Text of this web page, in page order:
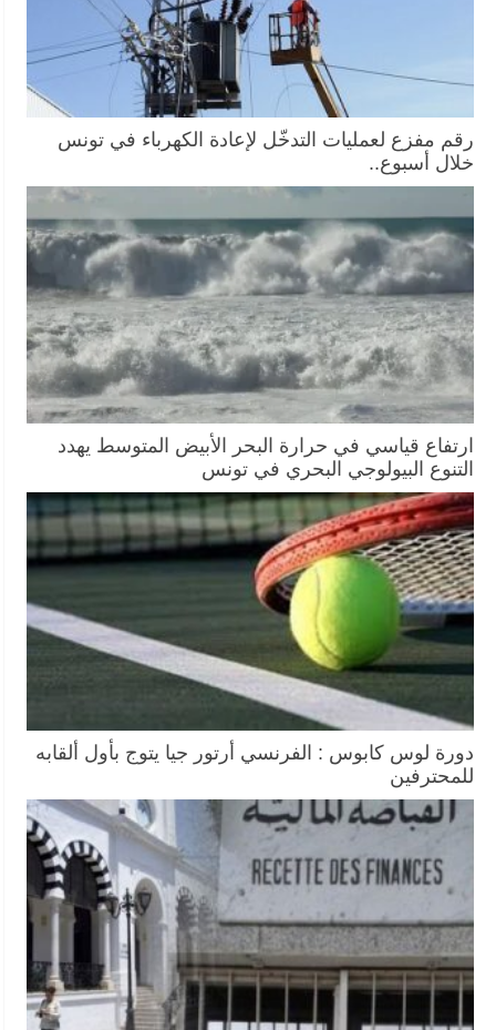
رقم مفزع لعمليات التدخّل لإعادة الكهرباء في تونس
خلال أسبوع..
ارتفاع قياسي في حرارة البحر الأبيض المتوسط يهدد
التنوع البيولوجي البحري في تونس
دورة لوس كابوس : الفرنسي أرتور جيا يتوج بأول ألقابه
للمحترفين